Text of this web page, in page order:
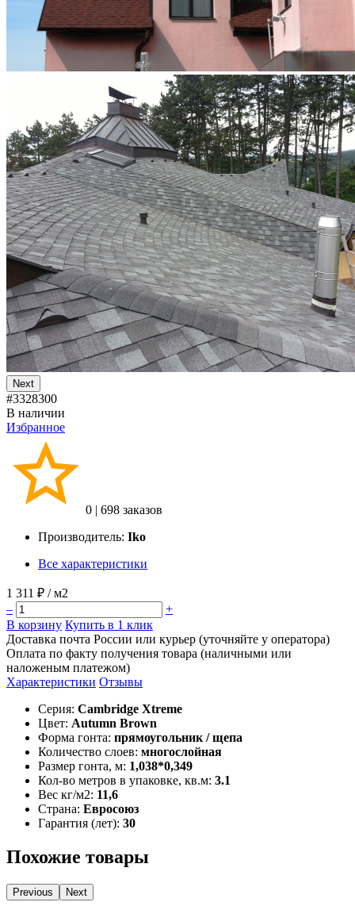
Next
#3328300
В наличии
Избранное
0 | 698 заказов
Производитель: Iko
Все характеристики
1 311 ₽ / м2
–
+
В корзину Купить в 1 клик
Доставка почта России или курьер (уточняйте у оператора)
Оплата по факту получения товара (наличными или
наложеным платежом)
Характеристики Отзывы
Серия: Cambridge Xtreme
Цвет: Autumn Brown
Форма гонта: прямоугольник / щепа
Количество слоев: многослойная
Размер гонта, м: 1,038*0,349
Кол-во метров в упаковке, кв.м: 3.1
Вес кг/м2: 11,6
Страна: Евросоюз
Гарантия (лет): 30
Похожие товары
Previous Next